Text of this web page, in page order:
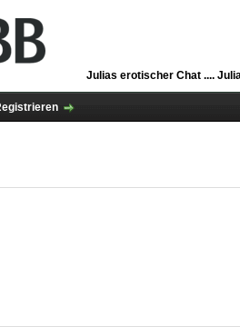
Julias erotischer Chat ....